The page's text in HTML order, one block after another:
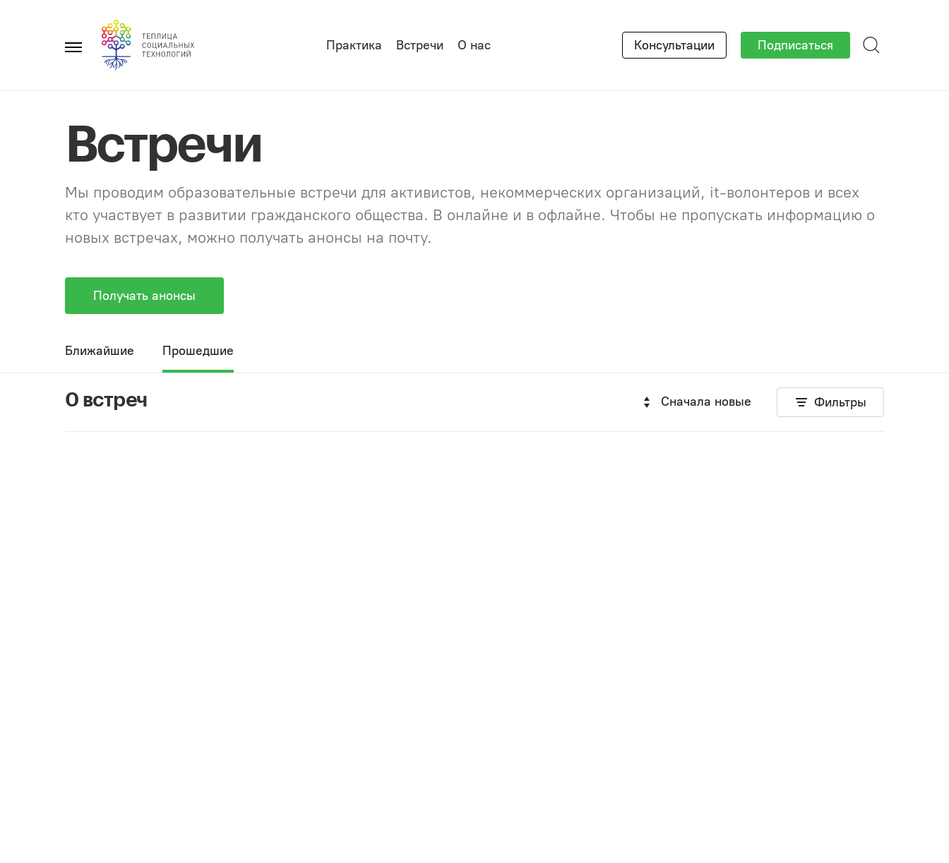
Главное
Практика Встречи О нас Консультации Подписаться
Встречи
Мы проводим образовательные встречи для активистов, некоммерческих организаций, it-волонтеров и всех
кто участвует в развитии гражданского общества. В онлайне и в офлайне. Чтобы не пропускать информацию о
новых встречах, можно получать анонсы на почту.
Получать анонсы
Ближайшие Прошедшие
0 встреч Сначала новые Фильтры